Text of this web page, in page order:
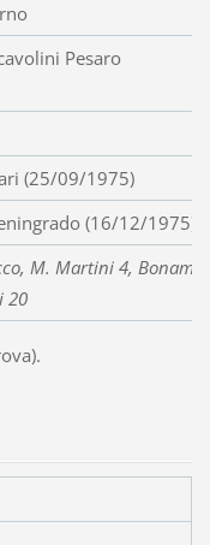
Pesaro
(25/09/1975)
(16/12/1975)
M. Martini 4,
20